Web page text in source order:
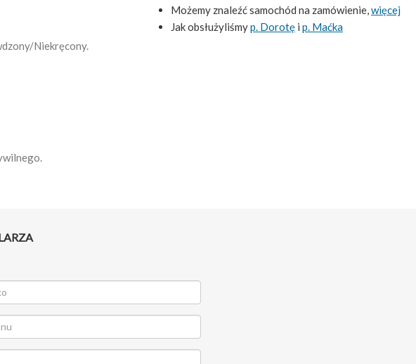
Niekręcony.
Możemy znaleźć samochód na zamówienie,więcej
Jak obsłużyliśmyp. Dorotę i p. Maćka